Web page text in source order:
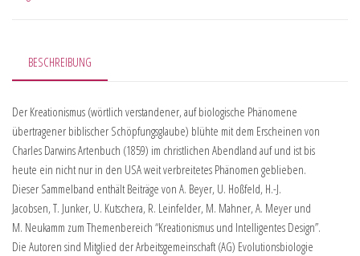
BESCHREIBUNG
Der Kreationismus (wörtlich verstandener, auf biologische Phänomene
übertragener biblischer Schöpfungsglaube) blühte mit dem Erscheinen von
Charles Darwins Artenbuch (1859) im christlichen Abendland auf und ist bis
heute ein nicht nur in den USA weit verbreitetes Phänomen geblieben.
Dieser Sammelband enthält Beiträge von A. Beyer, U. Hoßfeld, H.-J.
Jacobsen, T. Junker, U. Kutschera, R. Leinfelder, M. Mahner, A. Meyer und
M. Neukamm zum Themenbereich “Kreationismus und Intelligentes Design”.
Die Autoren sind Mitglied der Arbeitsgemeinschaft (AG) Evolutionsbiologie